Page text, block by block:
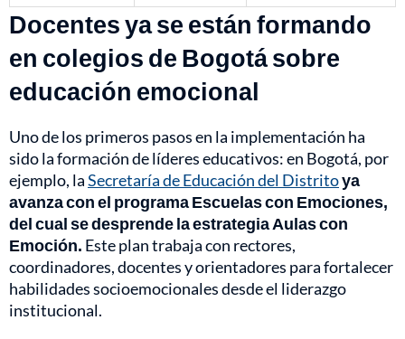
Docentes ya se están formando
en colegios de Bogotá sobre
educación emocional
Uno de los primeros pasos en la implementación ha
sido la formación de líderes educativos: en Bogotá, por
ejemplo, laSecretaría de Educación del Distritoya
avanza con el programa Escuelas con Emociones,
del cual se desprende la estrategia Aulas con
Emoción. Este plan trabaja con rectores,
coordinadores, docentes y orientadores para fortalecer
habilidades socioemocionales desde el liderazgo
institucional.